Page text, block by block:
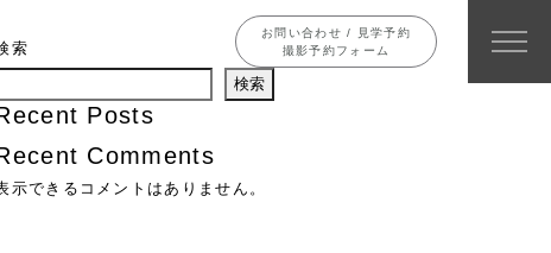
お問い合わせ / 見学予約
撮影予約フォーム
索
検索
Posts
Comments
示できるコメントはありません。